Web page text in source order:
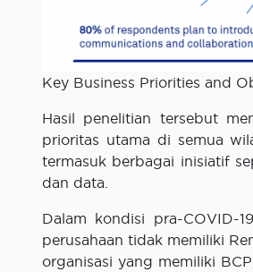
Key Business Priorities and
Hasil penelitian tersebut
prioritas utama di semua
termasuk berbagai inisiatif
dan data.
Dalam kondisi pra-COVID-
perusahaan tidak memiliki
organisasi yang memiliki